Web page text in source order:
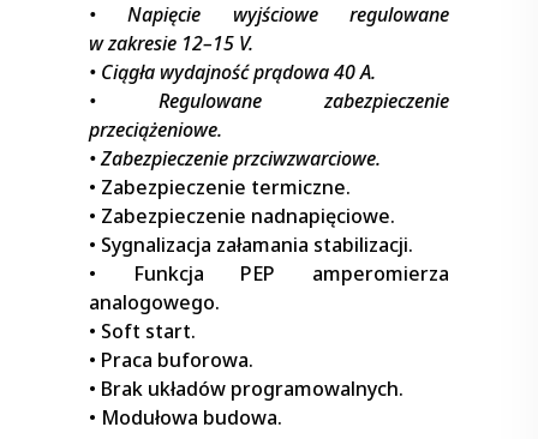
• Napięcie wyjściowe regulowane
w zakresie 12–15 V.
• Ciągła wydajność prądowa 40 A.
• Regulowane zabezpieczenie
przeciążeniowe.
• Zabezpieczenie przciwzwarciowe.
• Zabezpieczenie termiczne.
• Zabezpieczenie nadnapięciowe.
• Sygnalizacja załamania stabilizacji.
• Funkcja PEP amperomierza
analogowego.
• Soft start.
• Praca buforowa.
• Brak układów programowalnych.
• Modułowa budowa.